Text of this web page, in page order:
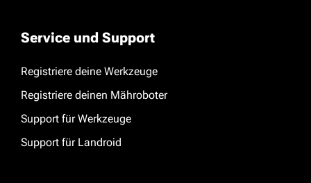
Service und Support
Registriere deine Werkzeuge
Registriere deinen Mähroboter
Support für Werkzeuge
Support für Landroid